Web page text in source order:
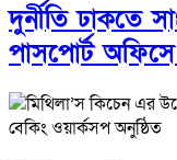
দুর্নীতি ঢাকতে
পাসপোর্ট